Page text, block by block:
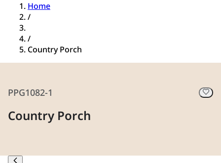
Home
/
/
Country Porch
PPG1082-1
Country Porch